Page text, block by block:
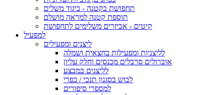
תחפושת בקטנה - ביגוד משלים
תוספת קטנה למראה מושלם
קיטים - אביזרים משלימים לתחפושת
למפעיל
ליצנים ומפעילים
לליצניות ומפעילות בחצאית ושמלה
אוברולים סרבלים מכנסים וחלק עליון
לליצנים במבצע
לבוש בסגנון תנכי / כפרי
למספרי סיפורים